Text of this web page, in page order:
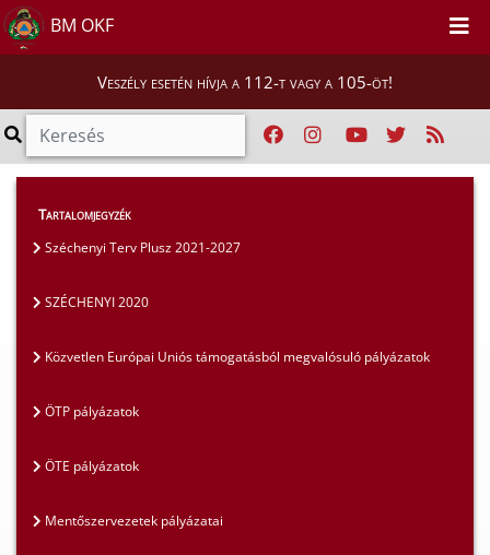
BM OKF
Veszély esetén hívja a 112-t vagy a 105-öt!
Szakmai tájékoztatók
SZÉCHENYI 2020
Tartalomjegyzék
Széchenyi Terv Plusz 2021-2027
SZÉCHENYI 2020
Közvetlen Európai Uniós támogatásból megvalósuló pályázatok
ÖTP pályázatok
ÖTE pályázatok
Mentőszervezetek pályázatai